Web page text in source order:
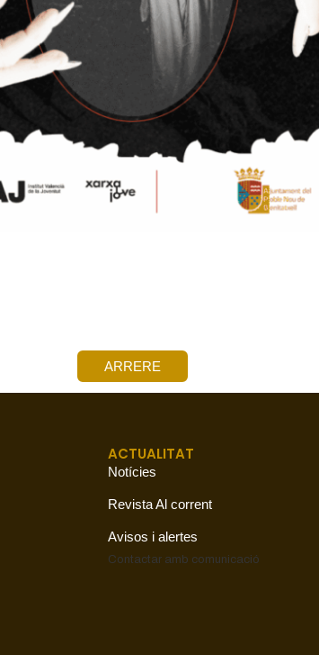
ARRERE
ACTUALITAT
Notícies
Revista Al corrent
Avisos i alertes
Contactar amb comunicació